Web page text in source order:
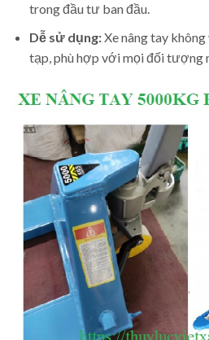
trong đầu tư ban đầu.
Dễ sử dụng:Xe nâng tay
tạp, phù hợp với mọi đối tượng